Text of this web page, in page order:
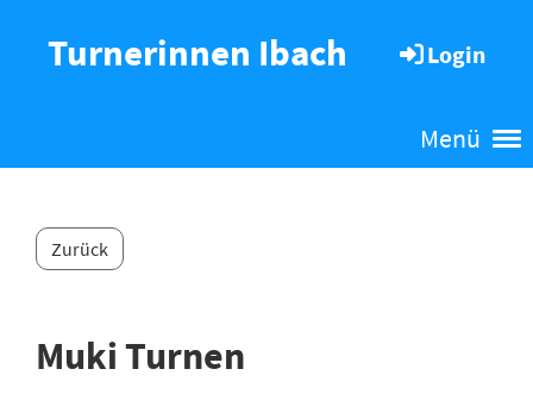
Turnerinnen Ibach Login
Menü
Zurück
Muki Turnen